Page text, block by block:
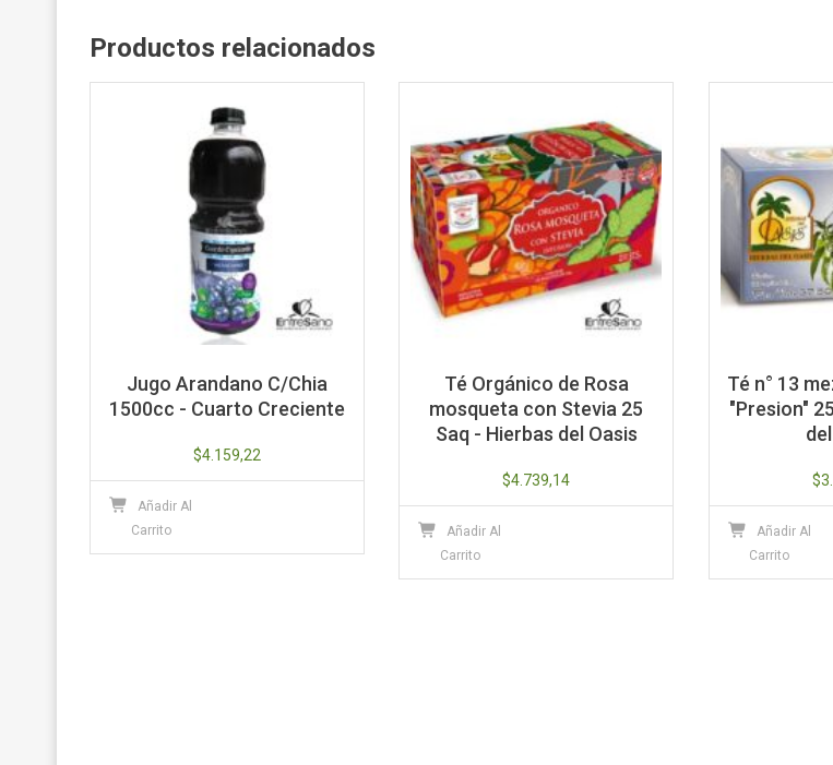
Productos relacionados
Jugo Arandano C/Chia
1500cc - Cuarto Creciente
$4.159,22
Añadir Al
Carrito
Té Orgánico de Rosa
mosqueta con Stevia 25
Saq - Hierbas del Oasis
$4.739,14
Añadir Al
Carrito
Té n° 13
"Presion"
$
Añadir Al
Carrito